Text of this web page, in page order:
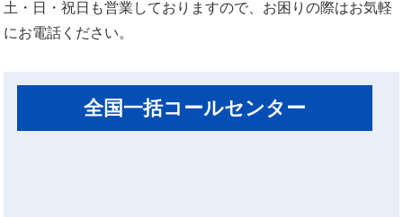
土・日・祝日も営業しておりますので、お困りの際はお気軽
にお電話ください。
全国一括コールセンター